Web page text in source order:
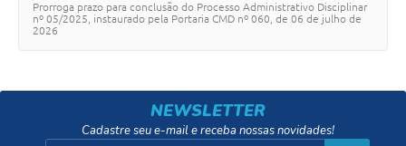
Prorroga prazo para conclusão do Processo Administrativo Disciplinar
nº 05/2025, instaurado pela Portaria CMD nº 060, de 06 de julho de
2026
NEWSLETTER
Cadastre seu e-mail e receba nossas novidades!